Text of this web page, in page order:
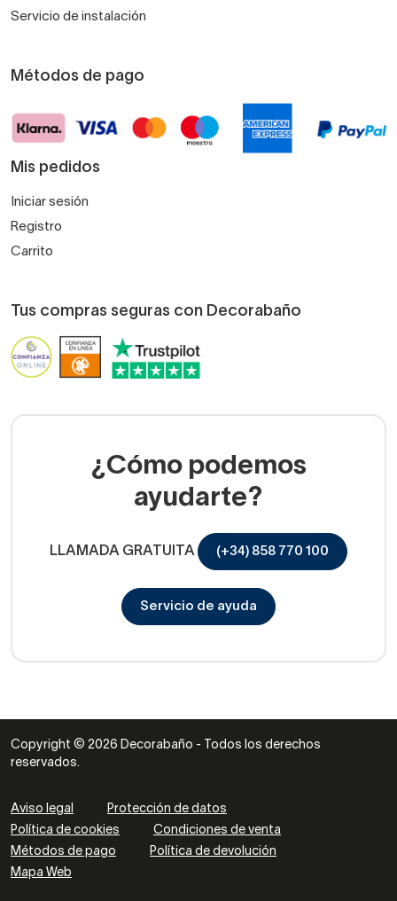
Servicio de instalación
Métodos de pago
Mis pedidos
Iniciar sesión
Registro
Carrito
Tus compras seguras con Decorabaño
¿Cómo podemos
ayudarte?
LLAMADA GRATUITA (+34) 858 770 100
Servicio de ayuda
Copyright © 2026 Decorabaño - Todos los derechos
reservados.
Aviso legal
Protección de datos
Política de cookies
Condiciones de venta
Métodos de pago
Política de devolución
Mapa Web